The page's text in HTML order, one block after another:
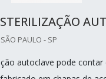
PAULO - SP
autoclave pode contar